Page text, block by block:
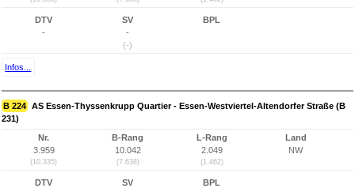
DTV
-
SV
-
(-)
BPL
Infos...
B 224 AS Essen-Thyssenkrupp Quartier - Essen-Westviertel-Altendorfer Straße (B
231)
Nr.
3.959
(10.335)
B-Rang
10.042
(7.638)
L-Rang
2.049
(1.462)
Land
NW
DTV
SV
BPL